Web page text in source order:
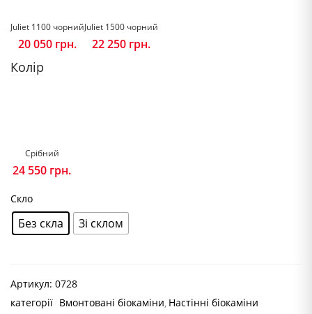
Juliet 1100 чорний
20 050 грн.
Juliet 1500 чорний
22 250 грн.
Колір
Срібний
24 550 грн.
Скло
Без скла Зі склом
Артикул: 0728
категорії Вмонтовані біокаміни Настінні біокаміни